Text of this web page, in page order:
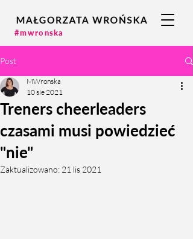
#mwronska
Post
Treners cheerleaders
czasami musi powiedzieć
"nie"
MWronska
10 sie 2021
Zaktualizowano: 21 lis 2021